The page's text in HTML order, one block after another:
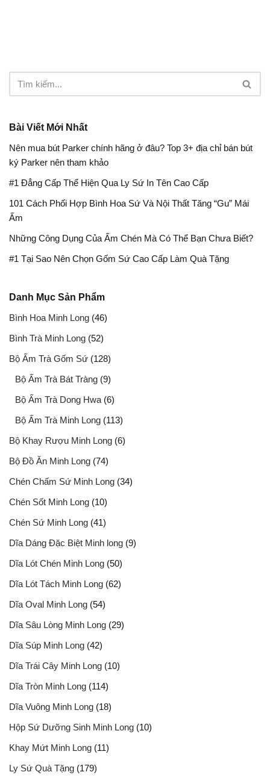
Bài Viết Mới Nhất
Nên mua bút Parker chính hãng ở đâu​? Top 3+ địa chỉ bán bút
ký Parker nên tham khảo
#1 Đẳng Cấp Thể Hiện Qua Ly Sứ In Tên Cao Cấp
101 Cách Phối Hợp Bình Hoa Sứ Và Nội Thất Tăng “Gu” Mái
Ấm
Những Công Dụng Của Ấm Chén Mà Có Thể Bạn Chưa Biết?
#1 Tại Sao Nên Chọn Gốm Sứ Cao Cấp Làm Quà Tặng
Danh Mục Sản Phẩm
Bình Hoa Minh Long (46)
Bình Trà Minh Long (52)
Bộ Ấm Trà Gốm Sứ (128)
Bộ Ấm Trà Bát Tràng (9)
Bộ Ấm Trà Dong Hwa (6)
Bộ Ấm Trà Minh Long (113)
Bộ Khay Rượu Minh Long (6)
Bộ Đồ Ăn Minh Long (74)
Chén Chấm Sứ Minh Long (34)
Chén Sốt Minh Long (10)
Chén Sứ Minh Long (41)
Dĩa Dáng Đặc Biệt Minh long (9)
Dĩa Lót Chén Minh Long (50)
Dĩa Lót Tách Minh Long (62)
Dĩa Oval Minh Long (54)
Dĩa Sâu Lòng Minh Long (29)
Dĩa Súp Minh Long (42)
Dĩa Trái Cây Minh Long (10)
Dĩa Tròn Minh Long (114)
Dĩa Vuông Minh Long (18)
Hộp Sứ Dưỡng Sinh Minh Long (10)
Khay Mứt Minh Long (11)
Ly Sứ Quà Tặng (179)